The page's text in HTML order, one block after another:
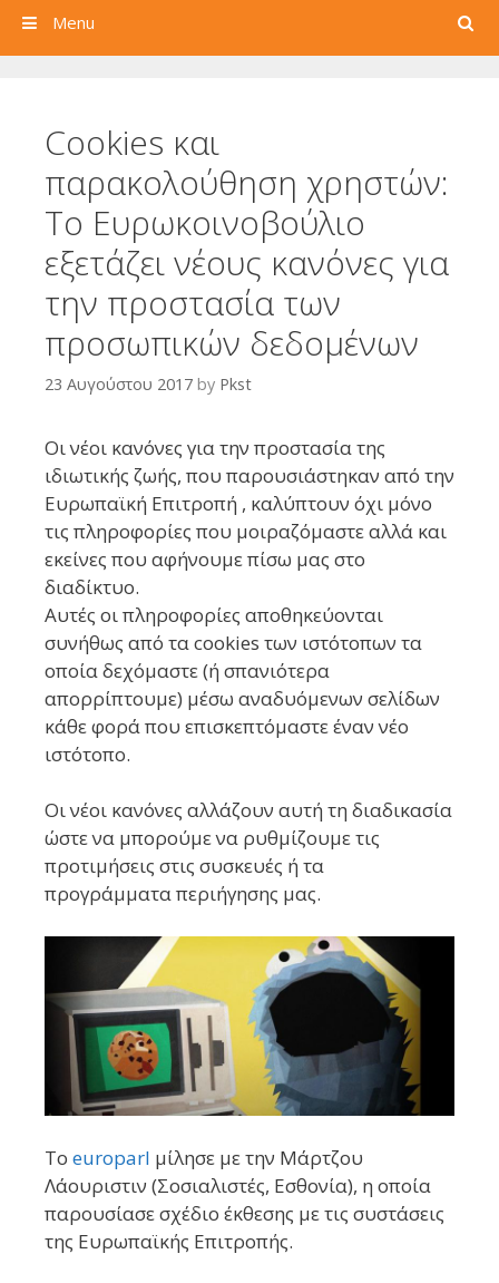
Search
Menu
Cookies και
παρακολούθηση χρηστών:
Το Ευρωκοινοβούλιο
εξετάζει νέους κανόνες για
την προστασία των
προσωπικών δεδομένων
23 Αυγούστου 2017 by Pkst
Οι νέοι κανόνες για την προστασία της
ιδιωτικής ζωής, που παρουσιάστηκαν από την
Ευρωπαϊκή Επιτροπή , καλύπτουν όχι μόνο
τις πληροφορίες που μοιραζόμαστε αλλά και
εκείνες που αφήνουμε πίσω μας στο
διαδίκτυο.
Αυτές οι πληροφορίες αποθηκεύονται
συνήθως από τα cookies των ιστότοπων τα
οποία δεχόμαστε (ή σπανιότερα
απορρίπτουμε) μέσω αναδυόμενων σελίδων
κάθε φορά που επισκεπτόμαστε έναν νέο
ιστότοπο.
Οι νέοι κανόνες αλλάζουν αυτή τη διαδικασία
ώστε να μπορούμε να ρυθμίζουμε τις
προτιμήσεις στις συσκευές ή τα
προγράμματα περιήγησης μας.
Το europarl μίλησε με την Μάρτζου
Λάουριστιν (Σοσιαλιστές, Εσθονία), η οποία
παρουσίασε σχέδιο έκθεσης με τις συστάσεις
της Ευρωπαϊκής Επιτροπής.